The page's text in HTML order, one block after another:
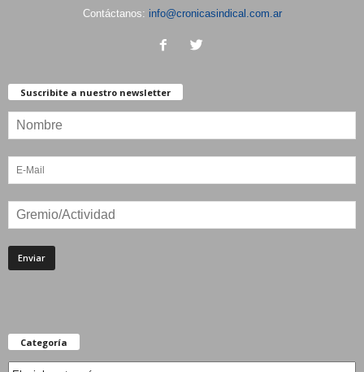
Contáctanos: info@cronicasindical.com.ar
Suscribite a nuestro newsletter
Categoría
Categoría